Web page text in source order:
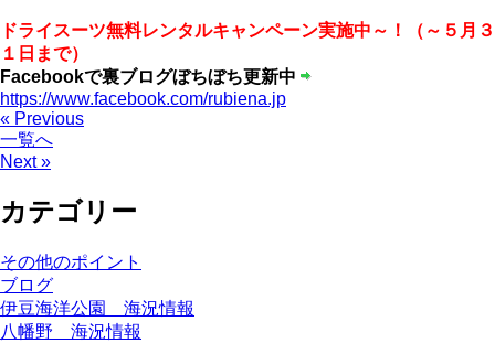
ドライスーツ無料レンタルキャンペーン実施中～！（～５月３
１日まで）
Facebookで裏ブログぼちぼち更新中
https://www.facebook.com/rubiena.jp
« Previous
一覧へ
Next »
カテゴリー
その他のポイント
ブログ
伊豆海洋公園 海況情報
八幡野 海況情報